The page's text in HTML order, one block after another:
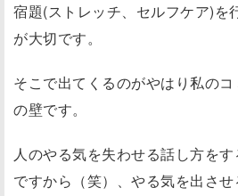
宿題(ストレッチ、セルフケア)を
が大切です。
そこで出てくるのがやはり私の
の壁です。
人のやる気を失わせる話し方を
ですから（笑）、やる気を出さ